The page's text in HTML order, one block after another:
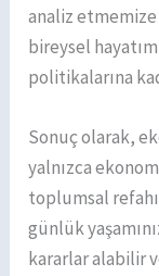
analiz etmemize
bireysel
politikalarına
Sonuç olarak,
yalnızca
toplumsal
günlük
kararlar alabilir